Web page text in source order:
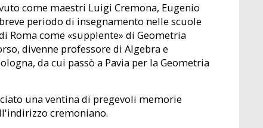
come maestri Luigi Cremona, Eugenio
periodo di insegnamento nelle scuole
Roma come «supplente» di Geometria
divenne professore di Algebra e
da cui passò a Pavia per la Geometria
una ventina di pregevoli memorie
cremoniano.